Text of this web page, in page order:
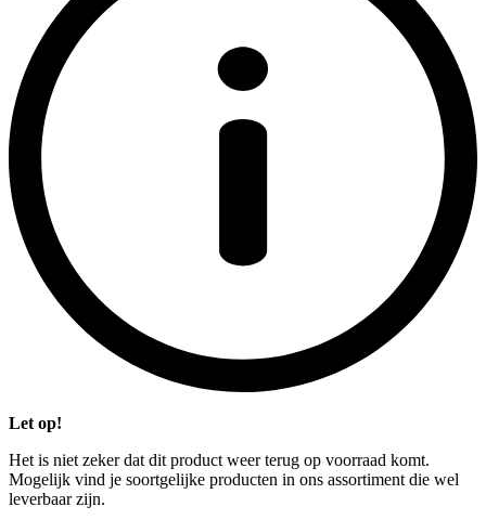
Let op!
Het is niet zeker dat dit product weer terug op voorraad komt.
Mogelijk vind je soortgelijke producten in ons assortiment die wel
leverbaar zijn.